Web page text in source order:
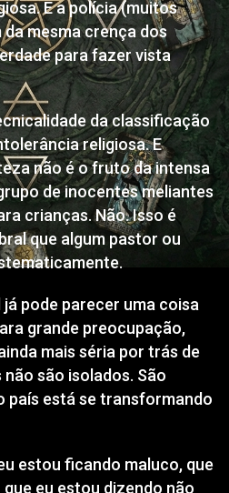
E a polícia (muitos
mesma crença dos
para fazer vista
da classificação
religiosa. E
não é o fruto da intensa
de inocentes meliantes
crianças. Não. Isso é
que algum pastor ou
pode parecer uma coisa
grande preocupação,
mais séria por trás de
são isolados. São
país está se transformando
estou ficando maluco, que
eu estou dizendo não